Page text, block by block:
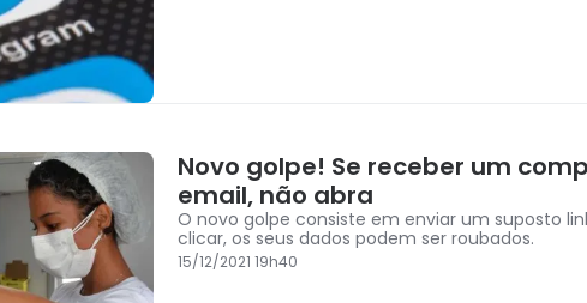
Novo golpe! Se receber um
email, não abra
O novo golpe consiste em enviar um suposto
clicar, os seus dados podem ser roubados.
15/12/2021 19h40